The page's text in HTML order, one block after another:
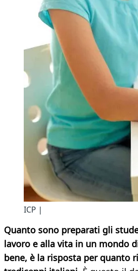
ICP |
Quanto sono preparati gli
lavoro e alla vita in un mondo
bene, è la risposta per quanto